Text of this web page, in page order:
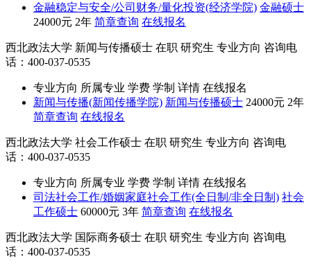
金融稳定与安全/公司财务/量化投资(经济学院) 金融硕士
24000元 2年 简章查询 在线报名
西北政法大学 新闻与传播硕士 在职 研究生 专业方向 咨询电
话：400-037-0535
专业方向 所属专业 学费 学制 详情 在线报名
新闻与传播(新闻传播学院) 新闻与传播硕士 24000元 2年
简章查询 在线报名
西北政法大学 社会工作硕士 在职 研究生 专业方向 咨询电
话：400-037-0535
专业方向 所属专业 学费 学制 详情 在线报名
司法社会工作/婚姻家庭社会工作(全日制/非全日制) 社会
工作硕士 60000元 3年 简章查询 在线报名
西北政法大学 国际商务硕士 在职 研究生 专业方向 咨询电
话：400-037-0535